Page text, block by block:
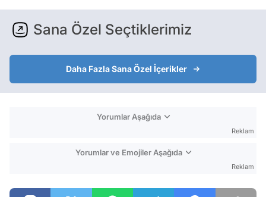
Sana Özel Seçtiklerimiz
Daha Fazla Sana Özel İçerikler
Yorumlar Aşağıda
Reklam
Yorumlar ve Emojiler Aşağıda
Reklam